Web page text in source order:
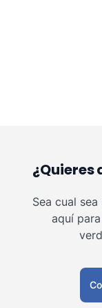
¿Quieres
Sea cual
aquí